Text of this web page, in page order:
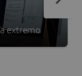
extremo